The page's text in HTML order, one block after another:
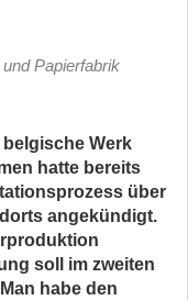
Papierfabrik
Werk
hatte bereits
über
angekündigt.
soll im zweiten
habe den